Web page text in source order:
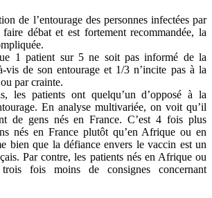
de l’entourage des personnes infectées par
débat et est fortement recommandée, la
1 patient sur 5 ne soit pas informé de la
vis de son entourage et 1/3 n’incite pas à la
par crainte.
les patients ont quelqu’un d’opposé à la
En analyse multivariée, on voit qu’il
de gens nés en France. C’est 4 fois plus
nés en France plutôt qu’en Afrique ou en
bien que la défiance envers le vaccin est un
Par contre, les patients nés en Afrique ou
fois moins de consignes concernant